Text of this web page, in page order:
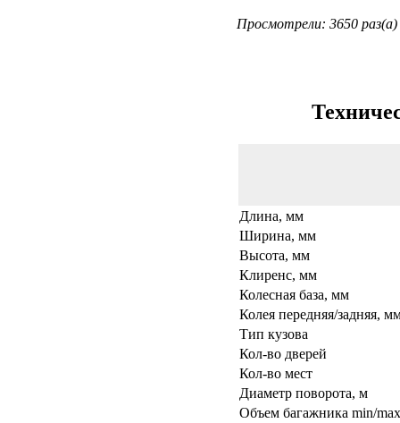
Просмотрели: 3650 раз(а)
Длина, мм
Ширина, мм
Высота, мм
Клиренс, мм
Колесная база, мм
Колея передняя/задняя,
Тип кузова
Кол-во дверей
Кол-во мест
Диаметр поворота, м
Объем багажника min/